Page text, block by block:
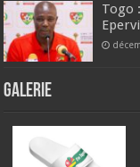
Togo
GALERIE